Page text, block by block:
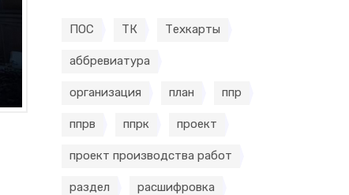
ПОС ТК Техкарты
аббревиатура
организация план ппр
ппрв ппрк проект
проект производства работ
раздел расшифровка